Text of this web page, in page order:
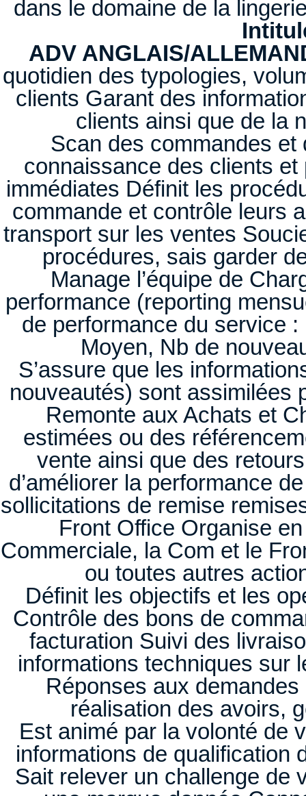
dans le domaine de la
ADV ANGLAIS/
quotidien des typologies,
clients Garant des
clients ainsi que de la
Scan des commandes
connaissance des clients
immédiates Définit les
commande et contrôle leurs
transport sur les ventes
procédures, sais garder
Manage l’équipe de
performance (reporting
de performance du service
Moyen, Nb de
S’assure que les
nouveautés) sont assimilées
Remonte aux Achats et
estimées ou des
vente ainsi que des
d’améliorer la performance
sollicitations de remise
Front Office Organise
Commerciale, la Com et le
ou toutes autres
Définit les objectifs et les
Contrôle des bons de
facturation Suivi des
informations techniques sur
Réponses aux
réalisation des avoirs,
Est animé par la volonté de
informations de qualification
Sait relever un challenge de